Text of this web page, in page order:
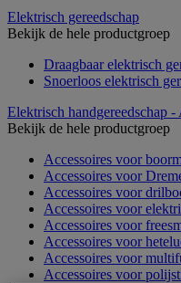
Elektrisch gereedschap
Bekijk de hele productgroep
Draagbaar elektrisch
Snoerloos elektrisch
Elektrisch handgereedschap -
Bekijk de hele productgroep
Accessoires voor
Accessoires voor
Accessoires voor
Accessoires voor
Accessoires voor
Accessoires voor
Accessoires voor
Accessoires voor